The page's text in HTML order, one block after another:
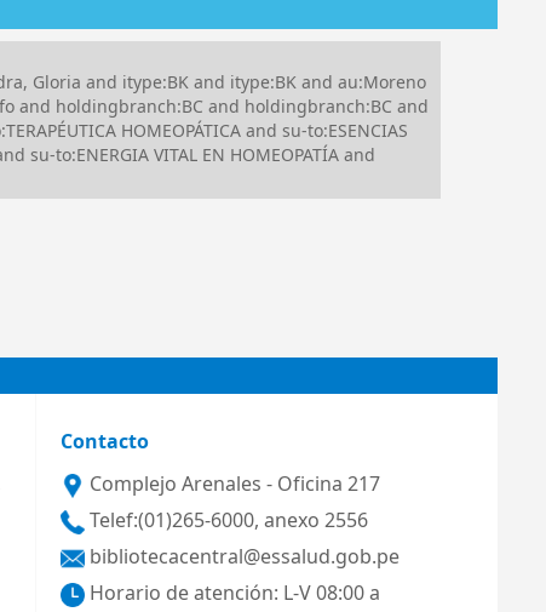
Gloria and itype:BK and itype:BK and au:Moreno
and holdingbranch:BC and holdingbranch:BC and
HOMEOPÁTICA and su-to:ESENCIAS
su-to:ENERGIA VITAL EN HOMEOPATÍA and
Contacto
Complejo Arenales - Oficina 217
Telef:(01)265-6000, anexo 2556
bibliotecacentral@essalud.gob.pe
Horario de atención: L-V 08:00 a